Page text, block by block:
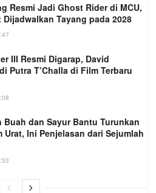
Resmi Jadi Ghost Rider di MCU,
Dijadwalkan Tayang pada 2028
III Resmi Digarap, David
Putra T’Challa di Film Terbaru
Buah dan Sayur Bantu Turunkan
Urat, Ini Penjelasan dari Sejumlah